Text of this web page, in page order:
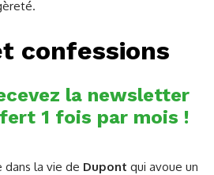
confessions
la newsletter
1 fois par mois !
dans la vie de Dupont qui avoue un